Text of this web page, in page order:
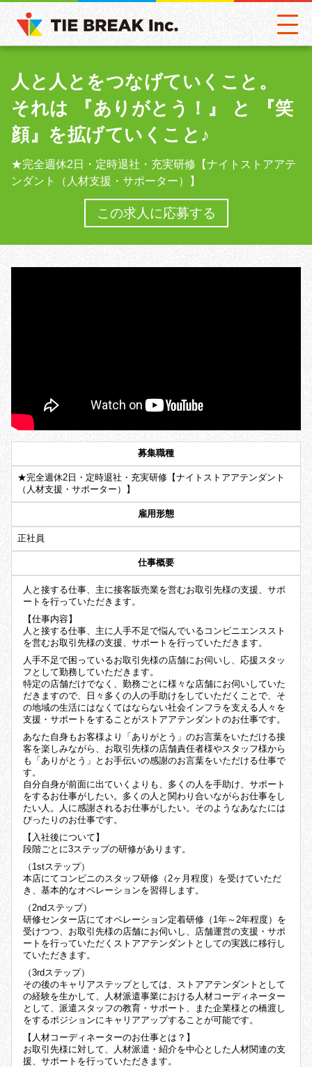
人と人とをつなげていくこと。
それは 『ありがとう！』 と 『笑
顔』を拡げていくこと♪
★完全週休2日・定時退社・充実研修【ナイトストアアテ
ンダント（人材支援・サポーター）】
この求人に応募する
募集職種
★完全週休2日・定時退社・充実研修【ナイトストアアテンダント
（人材支援・サポーター）】
雇用形態
正社員
仕事概要
人と接する仕事、主に接客販売業を営むお取引先様の支援、サポ
ートを行っていただきます。
【仕事内容】
人と接する仕事、主に人手不足で悩んでいるコンビニエンススト
を営むお取引先様の支援、サポートを行っていただきます。
人手不足で困っているお取引先様の店舗にお伺いし、応援スタッ
フとして勤務していただきます。
特定の店舗だけでなく、勤務ごとに様々な店舗にお伺いしていた
だきますので、日々多くの人の手助けをしていただくことで、そ
の地域の生活にはなくてはならない社会インフラを支える人々を
支援・サポートをすることがストアアテンダントのお仕事です。
あなた自身もお客様より「ありがとう」のお言葉をいただける接
客を楽しみながら、お取引先様の店舗責任者様やスタッフ様から
も「ありがとう」とお手伝いの感謝のお言葉をいただける仕事で
す。
自分自身が前面に出ていくよりも、多くの人を手助け、サポート
をするお仕事がしたい。多くの人と関わり合いながらお仕事をし
たい人。人に感謝されるお仕事がしたい。そのようなあなたには
ぴったりのお仕事です。
【入社後について】
段階ごとに3ステップの研修があります。
（1stステップ）
本店にてコンビニのスタッフ研修（2ヶ月程度）を受けていただ
き、基本的なオペレーションを習得します。
（2ndステップ）
研修センター店にてオペレーション定着研修（1年～2年程度）を
受けつつ、お取引先様の店舗にお伺いし、店舗運営の支援・サポ
ートを行っていただくストアアテンダントとしての実践に移行し
ていただきます。
（3rdステップ）
その後のキャリアステップとしては、ストアアテンダントとして
の経験を生かして、人材派遣事業における人材コーディネーター
として、派遣スタッフの教育・サポート、また企業様との橋渡し
をするポジションにキャリアアップすることが可能です。
【人材コーディネーターのお仕事とは？】
お取引先様に対して、人材派遣・紹介を中心とした人材関連の支
援、サポートを行っていただきます。